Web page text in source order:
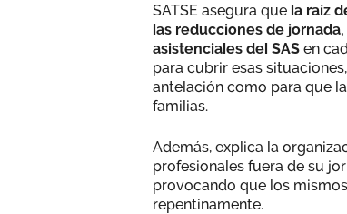
SATSE asegura que la raíz
las reducciones de
asistenciales del SAS en
para cubrir esas
antelación como para que
familias.
Además, explica la
profesionales fuera de su
provocando que los
repentinamente.